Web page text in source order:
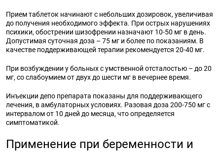
Прием таблеток начинают с небольших дозировок, увеличивая
до получения необходимого эффекта. При острых нарушениях
психики, обострении шизофрении назначают 10-50 мг в день.
Допустимая суточная доза – 75 мг и более по показаниям. В
качестве поддерживающей терапии рекомендуется 20-40 мг.
При возбуждении у больных с умственной отсталостью – до 20
мг, со слабоумием от двух до шести мг в вечернее время.
Инъекции депо препарата показаны для поддерживающего
лечения, в амбулаторных условиях. Разовая доза 200-750 мг с
интервалом от 10 дней до месяца, что определяется
симптоматикой.
Применение при беременности и